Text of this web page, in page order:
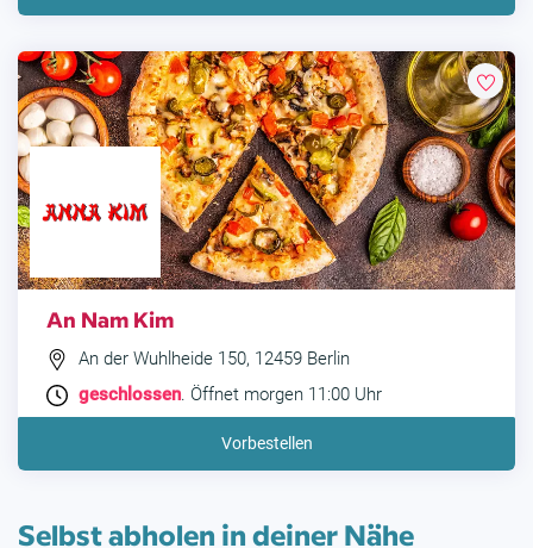
An Nam Kim
An der Wuhlheide 150, 12459 Berlin
geschlossen. Öffnet morgen 11:00 Uhr
Vorbestellen
Selbst abholen in deiner Nähe